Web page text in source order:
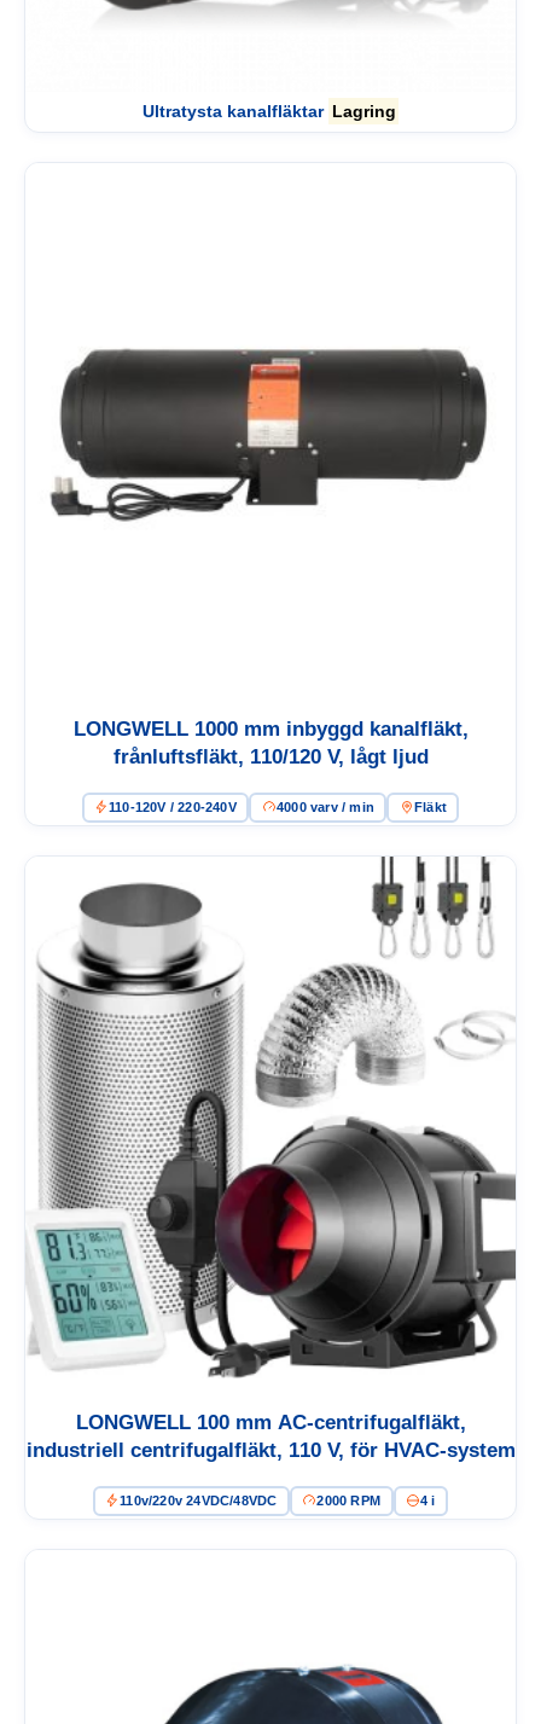
Ultratysta kanalfläktar Lagring
LONGWELL 1000 mm inbyggd kanalfläkt,
frånluftsfläkt, 110/120 V, lågt ljud
110-120V / 220-240V 4000 varv / min Fläkt
LONGWELL 100 mm AC-centrifugalfläkt,
industriell centrifugalfläkt, 110 V, för HVAC-system
110v/220v 24VDC/48VDC 2000 RPM 4 i